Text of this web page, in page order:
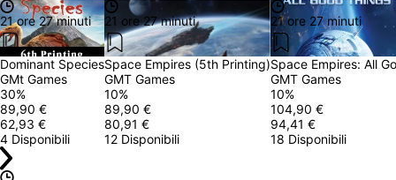
21 ore 27 minuti
Dominant Species
GMt Games
30%
89,90 €
62,93 €
4 Disponibili
21 ore 27 minuti
Space Empires (5th Printing)
GMT Games
10%
89,90 €
80,91 €
12 Disponibili
21 ore 27 minuti
Space Empires: All
GMT Games
10%
104,90 €
94,41 €
18 Disponibili